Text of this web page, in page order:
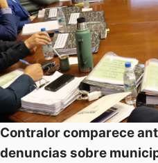
Contralor comparece
denuncias sobre